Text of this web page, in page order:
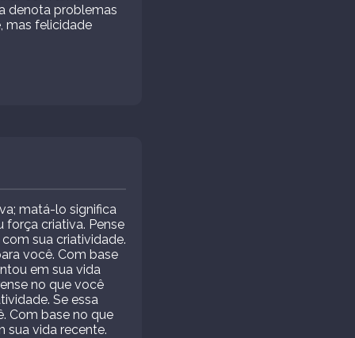
denota problemas
mas felicidade
matá-lo significa
força criativa. Pense
sua criatividade.
você. Com base
em sua vida
no que você
Se essa
Com base no que
sua vida recente.